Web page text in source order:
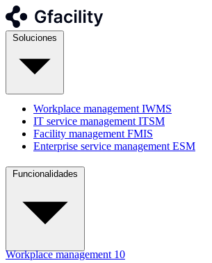
Workplace management IWMS
IT service management ITSM
Facility management FMIS
Enterprise service management ESM
Workplace management 10